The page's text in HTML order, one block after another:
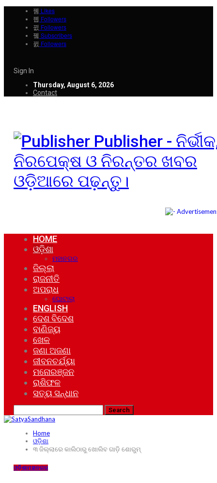
Likes
Followers
Followers
Subscribers
Followers
Sign In
Thursday, August 6, 2026
Contact
Publisher -
ନିରପେକ୍ଷ ଓ ନିରନ୍ତର ଖବର
ଓଡ଼ିଆରେ ପଢ଼ନ୍ତୁ।
HOME
ଓଡ଼ିଶା
ମହାନଗର
ଜିଲ୍ଲା
ରାଜନୀତି
ଅପରାଧ
ଘୋଟାଲା
ENGLISH
ଦେଶ ବିଦେଶ
ବାଣିଜ୍ୟ
ଖେଳ
ଜଣା ଅଜଣା
ଜୀବନଚର୍ଯ୍ୟା
ମନୋରଞ୍ଜନ
ରାଶିଫଳ
ସତ୍ୟ ସନ୍ଧାନ
Home
ଓଡ଼ିଶା
୩ ଜିଲ୍ଲାରେ କାଲିଠାରୁ ଖୋଲିବ ଗାଡ଼ି ଶୋରୁମ୍
ଓଡ଼ିଶାମହାନଗର